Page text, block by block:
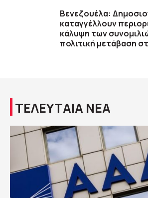
Βενεζουέλα:
καταγγέλλουν
κάλυψη των
πολιτική μετάβαση
ΤΕΛΕΥΤΑΙΑ ΝΕΑ